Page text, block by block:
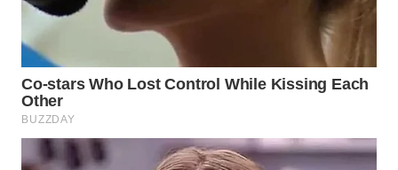
WN
TANGERANG
BINJAI
WN
CIREBON